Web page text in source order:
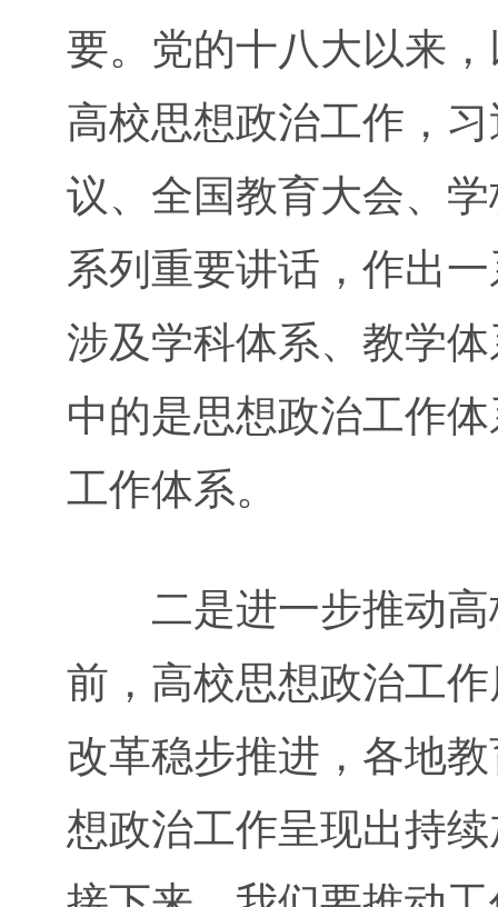
要。党的十八大以来
高校思想政治工作，
议、全国教育大会、
系列重要讲话，作出
涉及学科体系、教学
中的是思想政治工作
工作体系。
二是进一步推动高
前，高校思想政治工
改革稳步推进，各地
想政治工作呈现出持